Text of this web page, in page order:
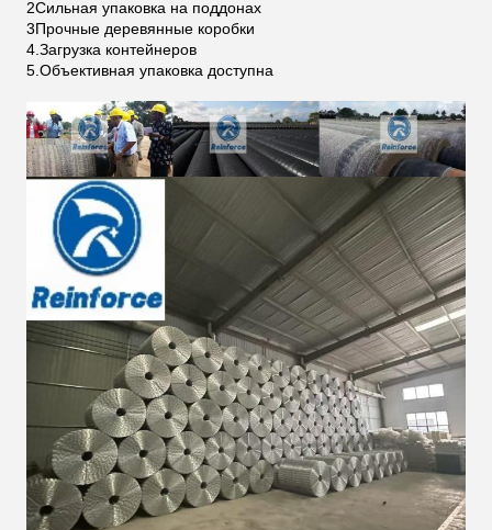
2Сильная упаковка на поддонах
3Прочные деревянные коробки
4.Загрузка контейнеров
5.Объективная упаковка доступна